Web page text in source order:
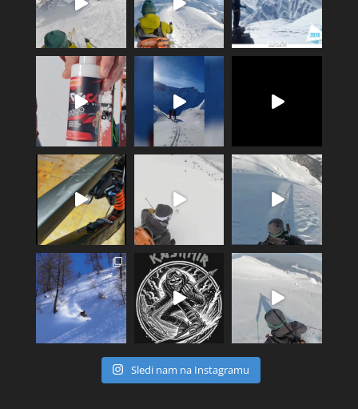
Sledi nam na Instagramu